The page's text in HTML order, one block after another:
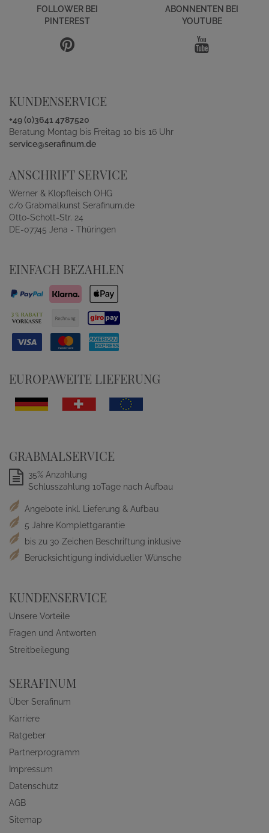
FOLLOWER BEI
PINTEREST
ABONNENTEN BEI
YOUTUBE
KUNDENSERVICE
+49 (0)3641 4787520
Beratung Montag bis Freitag 10 bis 16 Uhr
service@serafinum.de
ANSCHRIFT SERVICE
Werner & Klopfleisch OHG
c/o Grabmalkunst Serafinum.de
Otto-Schott-Str. 24
DE-07745 Jena - Thüringen
EINFACH BEZAHLEN
EUROPAWEITE LIEFERUNG
GRABMALSERVICE
35% Anzahlung
Schlusszahlung 10Tage nach Aufbau
Angebote inkl. Lieferung & Aufbau
5 Jahre Komplettgarantie
bis zu 30 Zeichen Beschriftung inklusive
Berücksichtigung individueller Wünsche
KUNDENSERVICE
Unsere Vorteile
Fragen und Antworten
Streitbeilegung
SERAFINUM
Über Serafinum
Karriere
Ratgeber
Partnerprogramm
Impressum
Datenschutz
AGB
Sitemap